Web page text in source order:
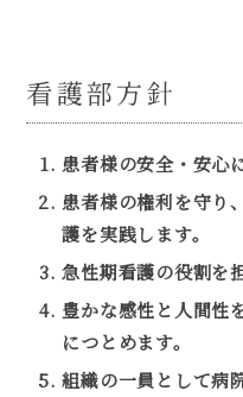
看護部方針
患者様の安全・安心
患者様の権利を守り
護を実践します。
急性期看護の役割を
豊かな感性と人間性
につとめます。
組織の一員として病